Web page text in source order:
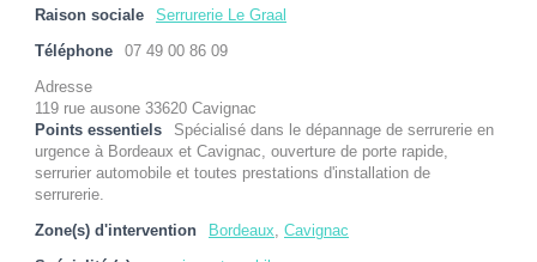
Raison sociale Serrurerie Le Graal
Téléphone 07 49 00 86 09
Adresse
119 rue ausone 33620 Cavignac
Points essentiels
Spécialisé dans le dépannage de serrurerie en
urgence à Bordeaux et Cavignac, ouverture de porte rapide,
serrurier automobile et toutes prestations d'installation de
serrurerie.
Zone(s) d'intervention Bordeaux, Cavignac